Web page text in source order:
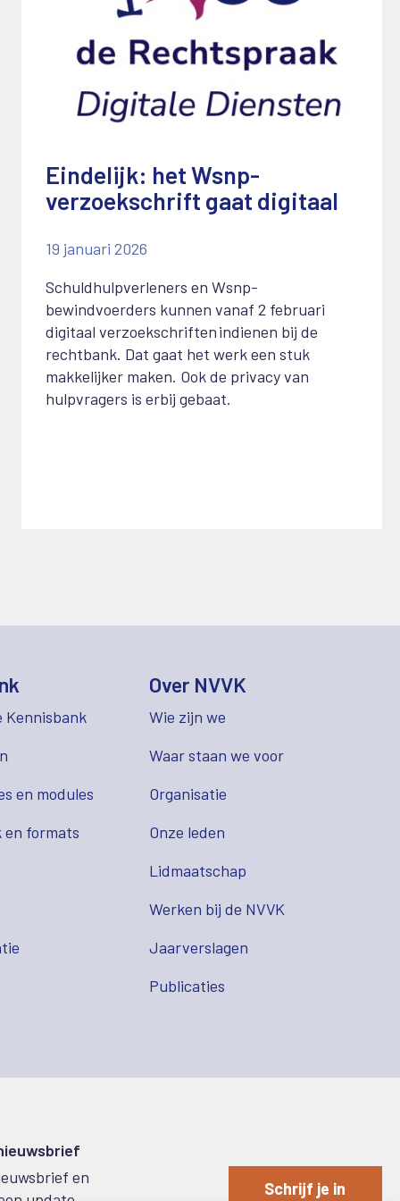
Eindelijk: het Wsnp-
verzoekschrift gaat digitaal
19 januari 2026
Schuldhulpverleners en Wsnp-
bewindvoerders kunnen vanaf 2 februari
digitaal verzoekschriften indienen bij de
rechtbank. Dat gaat het werk een stuk
makkelijker maken. Ook de privacy van
hulpvragers is erbij gebaat.
Kennisbank
en modules
en formats
Over NVVK
Wie zijn we
Waar staan we voor
Organisatie
Onze leden
Lidmaatschap
Werken bij de NVVK
Jaarverslagen
Publicaties
en
Schrijf je in